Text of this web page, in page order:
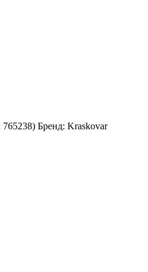
765238) Бренд: Kraskovar